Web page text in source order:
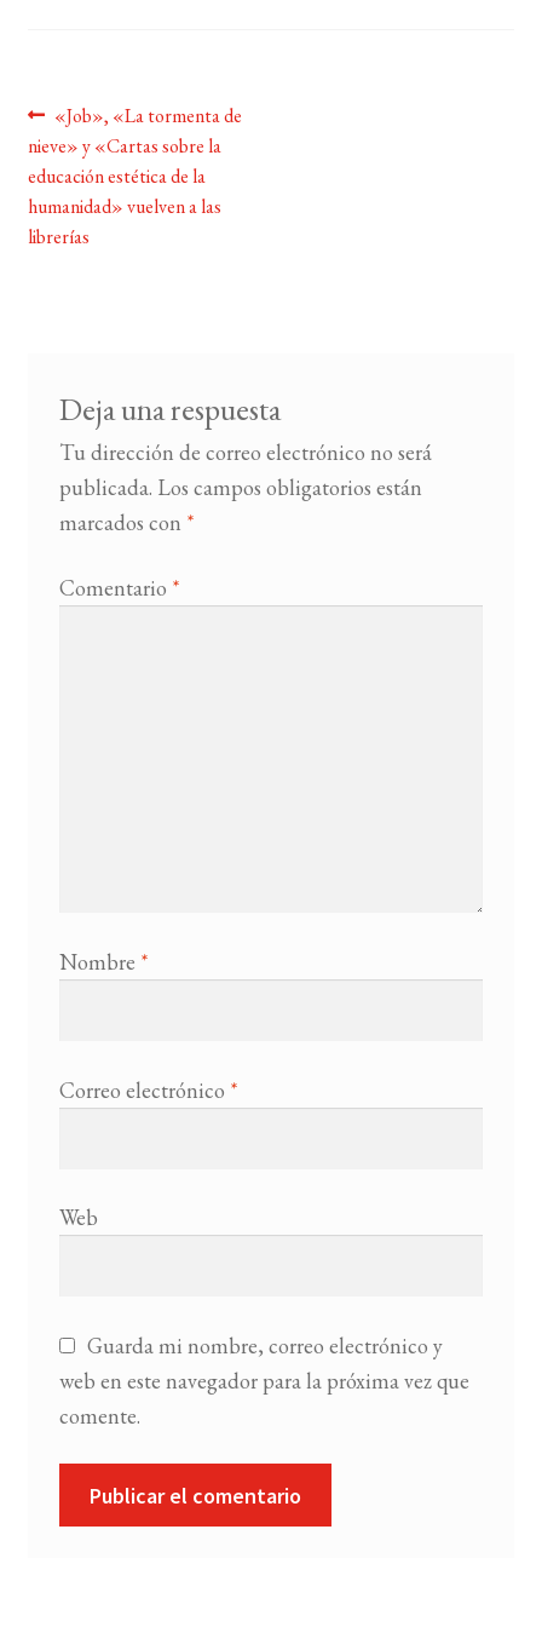
Navegación
de
entradas
Anterior:
«Job», «La tormenta de
nieve» y «Cartas sobre la
educación estética de la
humanidad» vuelven a las
librerías
Deja una respuesta
Tu dirección de correo electrónico no será
publicada. Los campos obligatorios están
marcados con *
Comentario *
Nombre *
Correo electrónico *
Web
Guarda mi nombre, correo electrónico y
web en este navegador para la próxima vez que
comente.